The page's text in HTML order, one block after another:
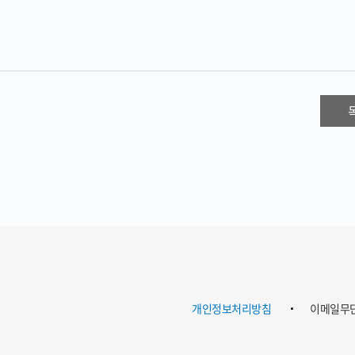
개인정보처리방침 이메일무